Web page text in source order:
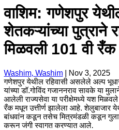
वाशिम: गणेशपुर
शेतकऱ्यांच्या पुत्राने
मिळवली 101 वी रँक
Washim, Washim
Nov 3, 2025
गणेशपुर येथील रहिवासी असलेले अल्प
यांच्या डॉ.गोविंद गजाननराव सावके या
आलेली राज्यसेवा या परीक्षेमध्ये यश
रँक मधून उत्तीर्ण झालेला आहे. शेलुबाजार
बांधवांन कडून तसेच मित्रमंडळी कडून
करून जंगी स्वागत करण्यात आले.